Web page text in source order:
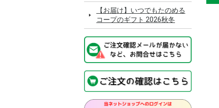
【お届け】いつでもたのめる
コープのギフト 2026秋冬